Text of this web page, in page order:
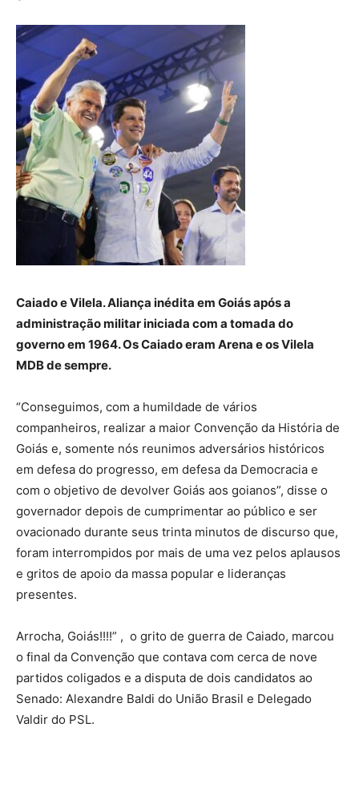
Caiado e Vilela. Aliança inédita em Goiás após a
administração militar iniciada com a tomada do
governo em 1964. Os Caiado eram Arena e os Vilela
MDB de sempre.
“Conseguimos, com a humildade de vários
companheiros, realizar a maior Convenção da História de
Goiás e, somente nós reunimos adversários históricos
em defesa do progresso, em defesa da Democracia e
com o objetivo de devolver Goiás aos goianos”, disse o
governador depois de cumprimentar ao público e ser
ovacionado durante seus trinta minutos de discurso que,
foram interrompidos por mais de uma vez pelos aplausos
e gritos de apoio da massa popular e lideranças
presentes.
Arrocha, Goiás!!!!” , o grito de guerra de Caiado, marcou
o final da Convenção que contava com cerca de nove
partidos coligados e a disputa de dois candidatos ao
Senado: Alexandre Baldi do União Brasil e Delegado
Valdir do PSL.